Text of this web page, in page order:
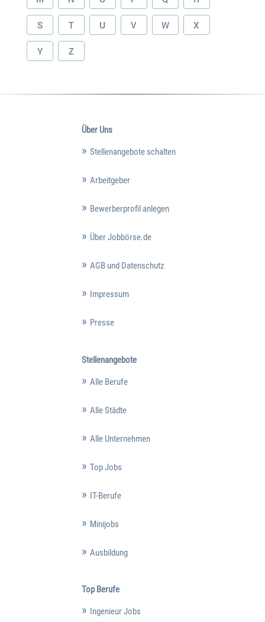
S T U V W X
Y Z
Über Uns
Stellenangebote schalten
Arbeitgeber
Bewerberprofil anlegen
Über Jobbörse.de
AGB und Datenschutz
Impressum
Presse
Stellenangebote
Alle Berufe
Alle Städte
Alle Unternehmen
Top Jobs
IT-Berufe
Minijobs
Ausbildung
Top Berufe
Ingenieur Jobs